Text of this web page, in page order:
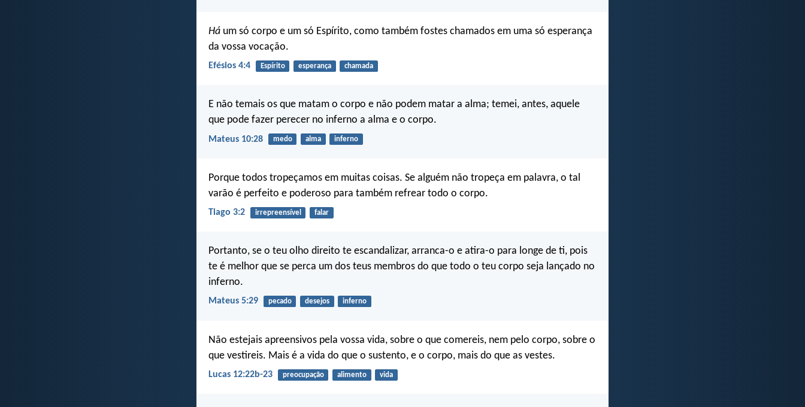
Há um só corpo e um só Espírito, como também fostes chamados em uma só esperança
da vossa vocação.
Efésios 4:4 Espírito esperança chamada
E não temais os que matam o corpo e não podem matar a alma; temei, antes, aquele
que pode fazer perecer no inferno a alma e o corpo.
Mateus 10:28 medo alma inferno
Porque todos tropeçamos em muitas coisas. Se alguém não tropeça em palavra, o tal
varão é perfeito e poderoso para também refrear todo o corpo.
Tiago 3:2 irrepreensível falar
Portanto, se o teu olho direito te escandalizar, arranca-o e atira-o para longe de ti, pois
te é melhor que se perca um dos teus membros do que todo o teu corpo seja lançado no
inferno.
Mateus 5:29 pecado desejos inferno
Não estejais apreensivos pela vossa vida, sobre o que comereis, nem pelo corpo, sobre o
que vestireis. Mais é a vida do que o sustento, e o corpo, mais do que as vestes.
Lucas 12:22b-23 preocupação alimento vida